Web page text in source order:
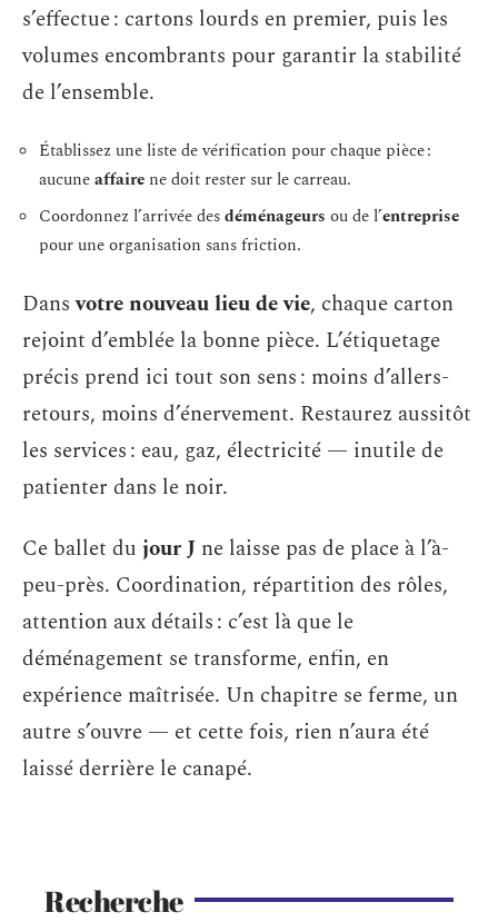
s’effectue : cartons lourds en premier, puis les
volumes encombrants pour garantir la stabilité
de l’ensemble.
Établissez une liste de vérification pour chaque pièce :
aucuneaffaire ne doit rester sur le carreau.
Coordonnez l’arrivée desdéménageurs ou de l’entreprise
pour une organisation sans friction.
Dansvotre nouveau lieu de vie, chaque carton
rejoint d’emblée la bonne pièce. L’étiquetage
précis prend ici tout son sens : moins d’allers-
retours, moins d’énervement. Restaurez aussitôt
les services : eau, gaz, électricité — inutile de
patienter dans le noir.
Ce ballet du jour J ne laisse pas de place à l’à-
peu-près. Coordination, répartition des rôles,
attention aux détails : c’est là que le
déménagement se transforme, enfin, en
expérience maîtrisée. Un chapitre se ferme, un
autre s’ouvre — et cette fois, rien n’aura été
laissé derrière le canapé.
Recherche